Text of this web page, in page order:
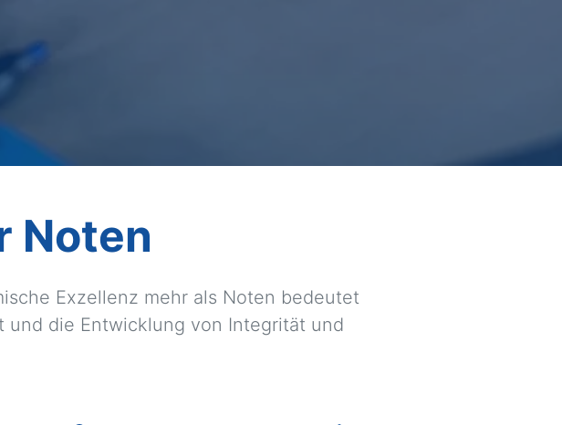
Noten
Exzellenz mehr als Noten bedeutet
die Entwicklung von Integrität und